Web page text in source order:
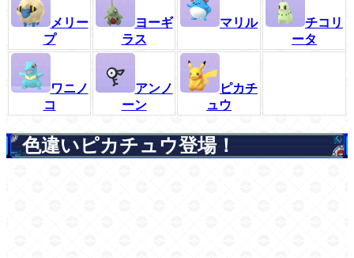
メリー
プ
ヨーギ
ラス
マリル
チコリ
ータ
ワニノ
コ
アンノ
ーン
ピカチ
ュウ
色違いピカチュウ登場！